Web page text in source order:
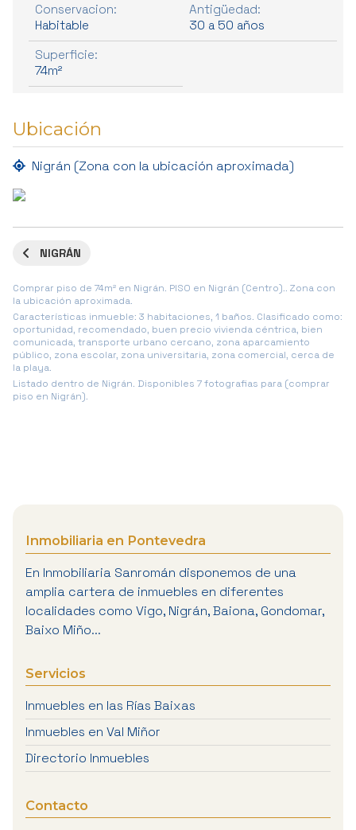
Conservacion:
Habitable
Antigüedad:
30 a 50 años
Superficie:
74m²
Ubicación
Nigrán (Zona con la ubicación aproximada)
NIGRÁN
Comprar piso de 74m² en Nigrán. PISO en Nigrán (Centro).. Zona con
la ubicación aproximada.
Características inmueble: 3 habitaciones, 1 baños. Clasificado como:
oportunidad, recomendado, buen precio vivienda céntrica, bien
comunicada, transporte urbano cercano, zona aparcamiento
público, zona escolar, zona universitaria, zona comercial, cerca de
la playa.
Listado dentro de Nigrán. Disponibles 7 fotografias para (comprar
piso en Nigrán).
Inmobiliaria en Pontevedra
En Inmobiliaria Sanromán disponemos de una
amplia cartera de inmuebles en diferentes
localidades como Vigo, Nigrán, Baiona, Gondomar,
Baixo Miño...
Servicios
Inmuebles en las Rías Baixas
Inmuebles en Val Miñor
Directorio Inmuebles
Contacto